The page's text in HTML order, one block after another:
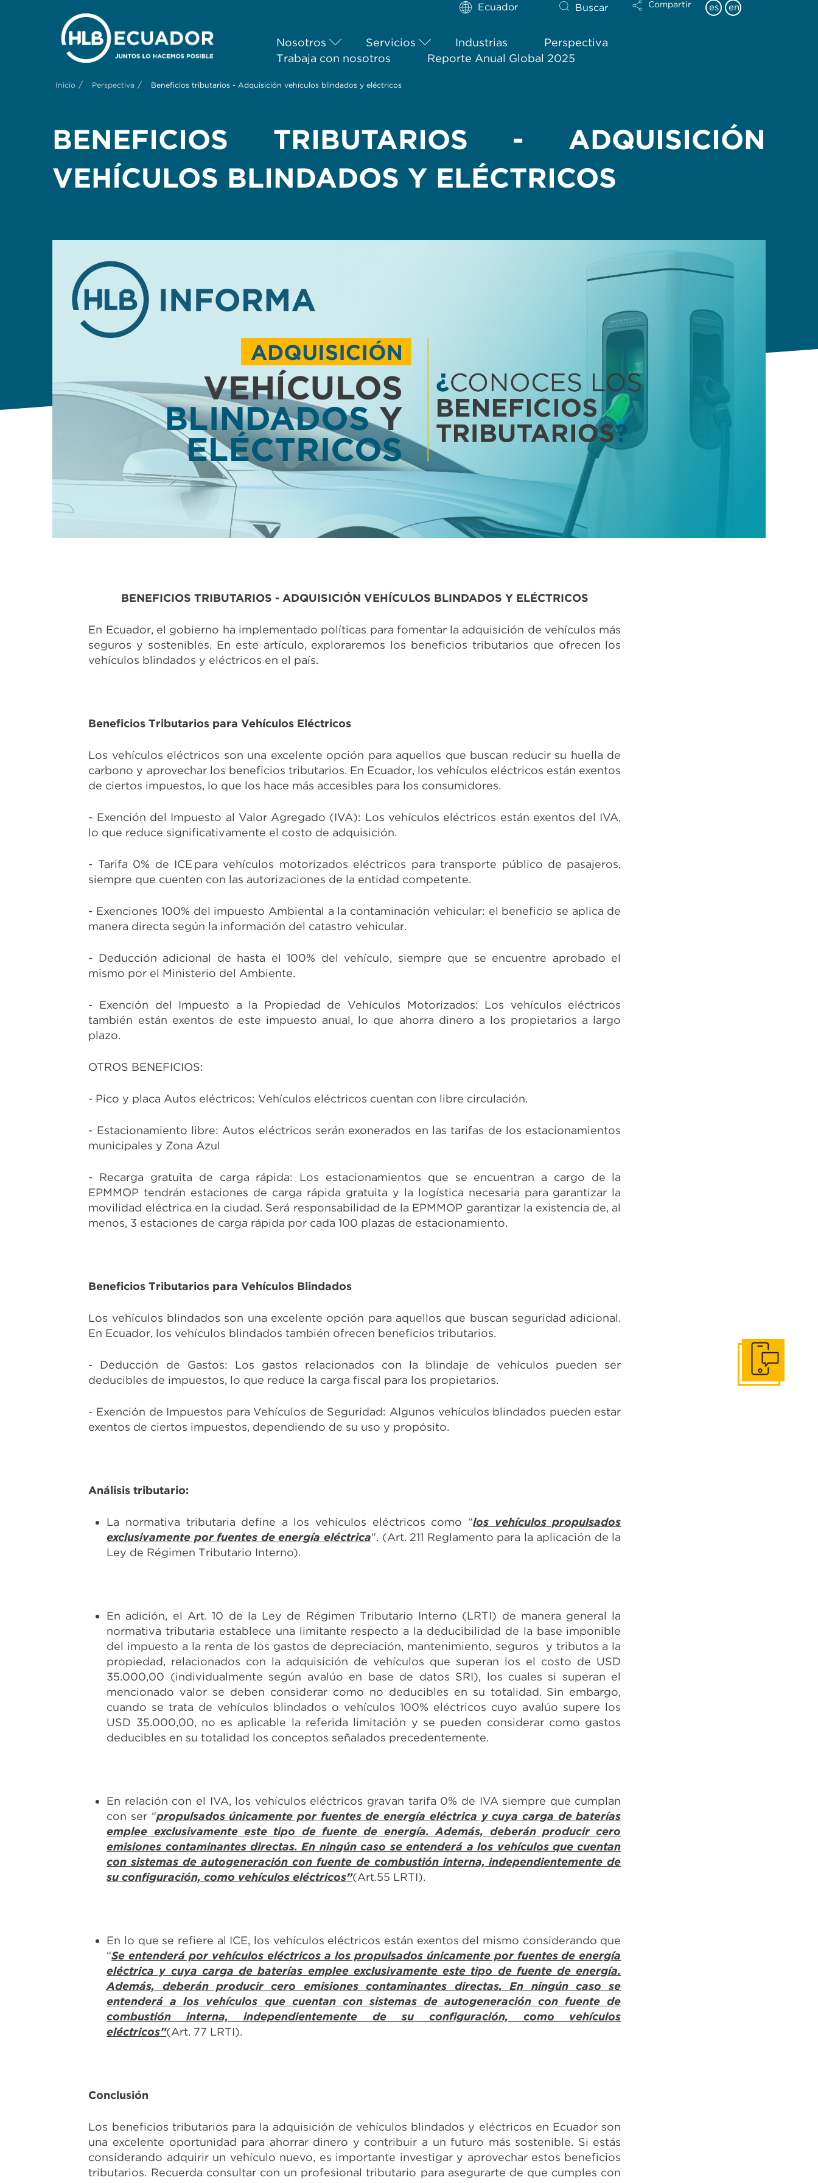
Ecuador Buscar Compartir es en
Nosotros Servicios Industrias
Perspectiva
Trabaja con nosotros
Reporte Anual Global 2025
Inicio / Perspectiva / Beneficios tributarios - Adquisición vehículos blindados y eléctricos
BENEFICIOS TRIBUTARIOS - ADQUISICIÓN
VEHÍCULOS BLINDADOS Y ELÉCTRICOS
BENEFICIOS TRIBUTARIOS - ADQUISICIÓN VEHÍCULOS BLINDADOS Y ELÉCTRICOS
En Ecuador, el gobierno ha implementado políticas para fomentar la adquisición de vehículos más
seguros y sostenibles. En este artículo, exploraremos los beneficios tributarios que ofrecen los
vehículos blindados y eléctricos en el país.
Beneficios Tributarios para Vehículos Eléctricos
Los vehículos eléctricos son una excelente opción para aquellos que buscan reducir su huella de
carbono y aprovechar los beneficios tributarios. En Ecuador, los vehículos eléctricos están exentos
de ciertos impuestos, lo que los hace más accesibles para los consumidores.
- Exención del Impuesto al Valor Agregado (IVA): Los vehículos eléctricos están exentos del IVA,
lo que reduce significativamente el costo de adquisición.
- Tarifa 0% de ICE para vehículos motorizados eléctricos para transporte público de pasajeros,
siempre que cuenten con las autorizaciones de la entidad competente.
- Exenciones 100% del impuesto Ambiental a la contaminación vehicular: el beneficio se aplica de
manera directa según la información del catastro vehicular.
- Deducción adicional
de hasta el 100% del vehículo, siempre que se encuentre aprobado el
mismo por el Ministerio del Ambiente.
- Exención del Impuesto a la Propiedad de Vehículos Motorizados: Los vehículos eléctricos
también están exentos de este impuesto anual, lo que ahorra dinero a los propietarios a largo
plazo.
OTROS BENEFICIOS:
- Pico y placa Autos eléctricos: Vehículos eléctricos cuentan con libre circulación.
- Estacionamiento libre: Autos eléctricos serán exonerados en las tarifas de los estacionamientos
municipales y Zona Azul
- Recarga gratuita de carga rápida: Los estacionamientos que se encuentran a cargo de la
EPMMOP tendrán estaciones de carga rápida gratuita y la logística necesaria para garantizar la
movilidad eléctrica en la ciudad. Será responsabilidad de la EPMMOP garantizar la existencia de, al
menos, 3 estaciones de carga rápida por cada 100 plazas de estacionamiento.
Beneficios Tributarios para Vehículos Blindados
Los vehículos blindados son una excelente opción para aquellos que buscan seguridad adicional.
En Ecuador, los vehículos blindados también ofrecen beneficios tributarios.
- Deducción de Gastos: Los gastos relacionados con la blindaje de vehículos pueden ser
deducibles de impuestos, lo que reduce la carga fiscal para los propietarios.
- Exención de Impuestos para Vehículos de Seguridad: Algunos vehículos blindados pueden estar
exentos de ciertos impuestos, dependiendo de su uso y propósito.
Análisis tributario:
La normativa tributaria define a los vehículos eléctricos como “los vehículos propulsados
exclusivamente por fuentes de energía eléctrica”. (Art. 211 Reglamento para la aplicación de la
Ley de Régimen Tributario Interno).
En adición, el Art. 10 de la Ley de Régimen Tributario Interno (LRTI) de manera general la
normativa tributaria establece una limitante respecto a la deducibilidad de la base imponible
del impuesto a la renta de los gastos de depreciación, mantenimiento, seguros y tributos a la
propiedad, relacionados con la adquisición de vehículos que superan los el costo de USD
35.000,00 (individualmente según avalúo en base de datos SRI), los cuales si superan el
mencionado valor se deben considerar como no deducibles en su totalidad. Sin embargo,
cuando se trata de vehículos blindados o vehículos 100% eléctricos cuyo avalúo supere los
USD 35.000,00, no es aplicable la referida limitación y se pueden considerar como gastos
deducibles en su totalidad los conceptos señalados precedentemente.
En relación con el IVA, los vehículos eléctricos gravan tarifa 0% de IVA siempre que cumplan
con ser “propulsados únicamente por fuentes de energía eléctrica y cuya carga de baterías
emplee exclusivamente este tipo de fuente de energía. Además, deberán producir cero
emisiones contaminantes directas. En ningún caso se entenderá a los vehículos que cuentan
con sistemas de autogeneración con fuente de combustión interna, independientemente de
su configuración, como vehículos eléctricos”(Art.55 LRTI).
En lo que se refiere al ICE, los vehículos eléctricos están exentos del mismo considerando que
“Se entenderá por vehículos eléctricos a los propulsados únicamente por fuentes de energía
eléctrica y cuya carga de baterías emplee exclusivamente este tipo de fuente de energía.
Además, deberán producir cero emisiones contaminantes directas. En ningún caso se
entenderá a los vehículos que cuentan con sistemas de autogeneración con fuente de
combustión interna, independientemente de su configuración, como vehículos
eléctricos”(Art. 77 LRTI).
Conclusión
Los beneficios tributarios para la adquisición de vehículos blindados y eléctricos en Ecuador son
una excelente oportunidad para ahorrar dinero y contribuir a un futuro más sostenible. Si estás
considerando adquirir un vehículo nuevo, es importante investigar y aprovechar estos beneficios
tributarios. Recuerda consultar con un profesional tributario para asegurarte de que cumples con
Contáctanos